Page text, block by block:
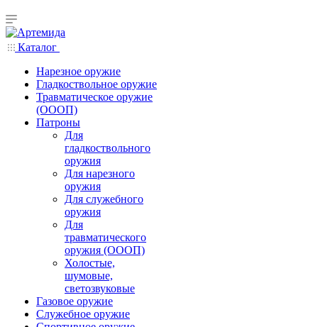
Каталог
Нарезное оружие
Гладкоствольное оружие
Травматическое оружие
(ОООП)
Патроны
Для
гладкоствольного
оружия
Для нарезного
оружия
Для служебного
оружия
Для
травматического
оружия (ОООП)
Холостые,
шумовые,
светозвуковые
Газовое оружие
Служебное оружие